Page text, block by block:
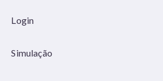
Login
Simulação